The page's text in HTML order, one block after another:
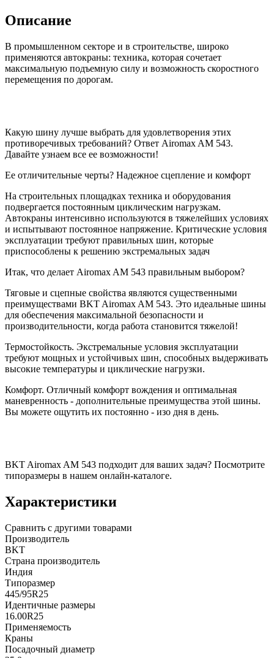
Описание
В промышленном секторе и в строительстве, широко
применяются автокраны: техника, которая сочетает
максимальную подъемную силу и возможность скоростного
перемещения по дорогам.
Какую шину лучше выбрать для удовлетворения этих
противоречивых требований? Ответ Airomax AM 543.
Давайте узнаем все ее возможности!
Ее отличительные черты? Надежное сцепление и комфорт
На строительных площадках техника и оборудования
подвергается постоянным циклическим нагрузкам.
Автокраны интенсивно используются в тяжелейших условиях
и испытывают постоянное напряжение. Критические условия
эксплуатации требуют правильных шин, которые
приспособлены к решению экстремальных задач
Итак, что делает Airomax AM 543 правильным выбором?
Тяговые и сцепные свойства являются существенными
преимуществами BKT Airomax AM 543. Это идеальные шины
для обеспечения максимальной безопасности и
производительности, когда работа становится тяжелой!
Термостойкость. Экстремальные условия эксплуатации
требуют мощных и устойчивых шин, способных выдерживать
высокие температуры и циклические нагрузки.
Комфорт. Отличный комфорт вождения и оптимальная
маневренность - дополнительные преимущества этой шины.
Вы можете ощутить их постоянно - изо дня в день.
BKT Airomax AM 543 подходит для ваших задач? Посмотрите
типоразмеры в нашем онлайн-каталоге.
Характеристики
Сравнить с другими товарами
Производитель
BKT
Страна производитель
Индия
Типоразмер
445/95R25
Идентичные размеры
16.00R25
Применяемость
Краны
Посадочный диаметр